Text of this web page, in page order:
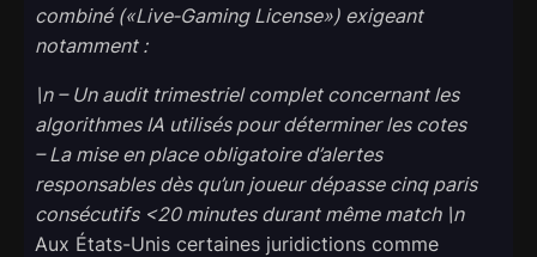
combiné («Live‐Gaming License») exigeant
notamment :
\n – Un audit trimestriel complet concernant les
algorithmes IA utilisés pour déterminer les cotes
– La mise en place obligatoire d’alertes
responsables dès qu’un joueur dépasse cinq paris
consécutifs <20 minutes durant même match \n
Aux États-Unis certaines juridictions comme